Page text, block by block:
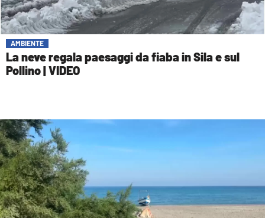
AMBIENTE
La neve regala paesaggi da fiaba in Sila e sul
Pollino | VIDEO